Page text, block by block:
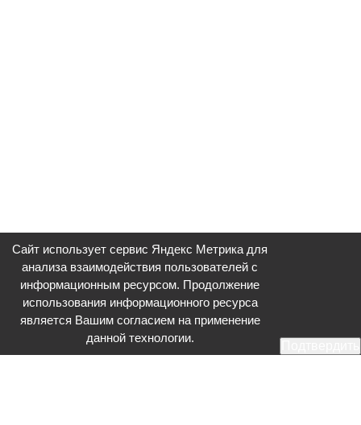
Сайт использует сервис Яндекс Метрика для
анализа взаимодействия пользователей с
информационным ресурсом. Продолжение
использования информационного ресурса
является Вашим согласием на применение
данной технологии.